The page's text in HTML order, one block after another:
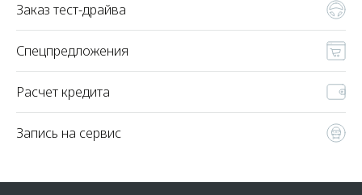
Заказ тест-драйва
Спецпредложения
Расчет кредита
Запись на сервис